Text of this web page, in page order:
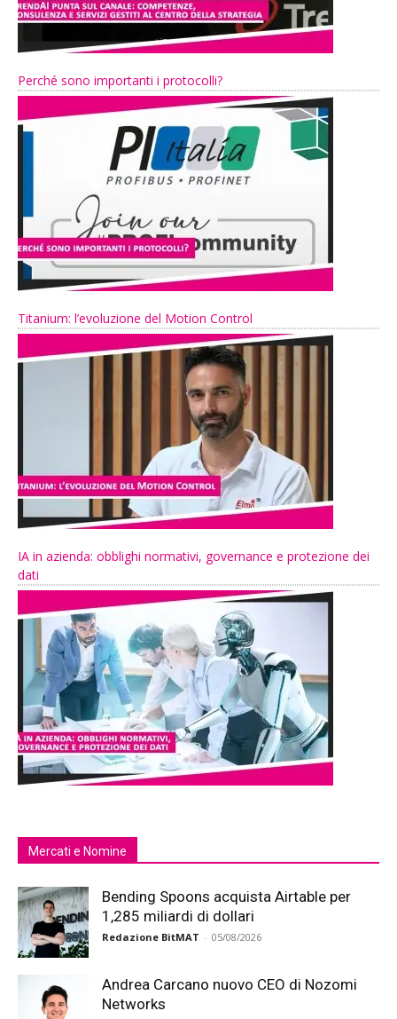
Perché sono importanti i protocolli?
Titanium: l’evoluzione del Motion Control
IA in azienda: obblighi normativi, governance e protezione dei
dati
Mercati e Nomine
Bending Spoons acquista Airtable per
1,285 miliardi di dollari
Redazione BitMAT - 05/08/2026
Andrea Carcano nuovo CEO di Nozomi
Networks